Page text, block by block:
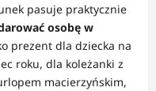
pasuje praktycznie
osobę w
prezent dla dziecka na
roku, dla koleżanki z
macierzyńskim,